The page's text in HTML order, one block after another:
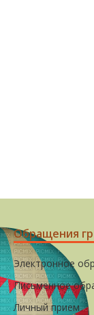
Обращения
Электронное
Письменное
Личный прием